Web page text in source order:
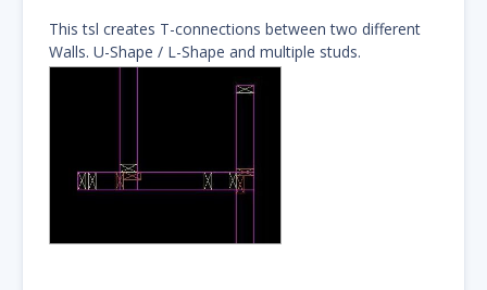
This tsl creates T-connections between two different
Walls. U-Shape / L-Shape and multiple studs.